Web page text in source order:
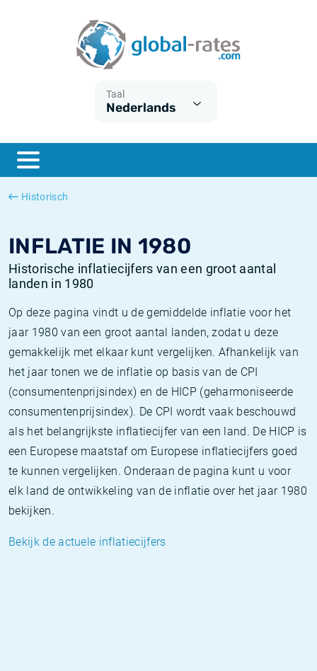
Taal
Nederlands
Historisch
INFLATIE IN 1980
Historische inflatiecijfers van een groot aantal
landen in 1980
Op deze pagina vindt u de gemiddelde inflatie voor het
jaar 1980 van een groot aantal landen, zodat u deze
gemakkelijk met elkaar kunt vergelijken. Afhankelijk van
het jaar tonen we de inflatie op basis van de CPI
(consumentenprijsindex) en de HICP (geharmoniseerde
consumentenprijsindex). De CPI wordt vaak beschouwd
als het belangrijkste inflatiecijfer van een land. De HICP is
een Europese maatstaf om Europese inflatiecijfers goed
te kunnen vergelijken. Onderaan de pagina kunt u voor
elk land de ontwikkeling van de inflatie over het jaar 1980
bekijken.
Bekijk de actuele inflatiecijfers
ESTER
SONIA
Wat is CPI inflatie?
Wat is HICP inflatie?
Nederlandse inflatie - CPI
Amerikaanse inflatie - CPI
Euribor historie
SOFR historie
TONAR historie
Inflatiecalculator